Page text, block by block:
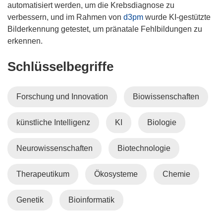
automatisiert werden, um die Krebsdiagnose zu
verbessern, und im Rahmen von d3pm wurde KI-gestützte
Bilderkennung getestet, um pränatale Fehlbildungen zu
erkennen.
Schlüsselbegriffe
Forschung und Innovation Biowissenschaften
künstliche Intelligenz KI Biologie
Neurowissenschaften Biotechnologie
Therapeutikum Ökosysteme Chemie
Genetik Bioinformatik